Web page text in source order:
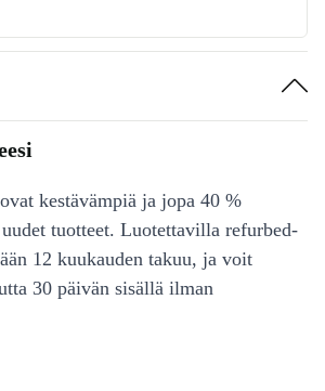
kestävämpiä ja jopa 40 %
tuotteet. Luotettavilla refurbed-
12 kuukauden takuu, ja voit
30 päivän sisällä ilman